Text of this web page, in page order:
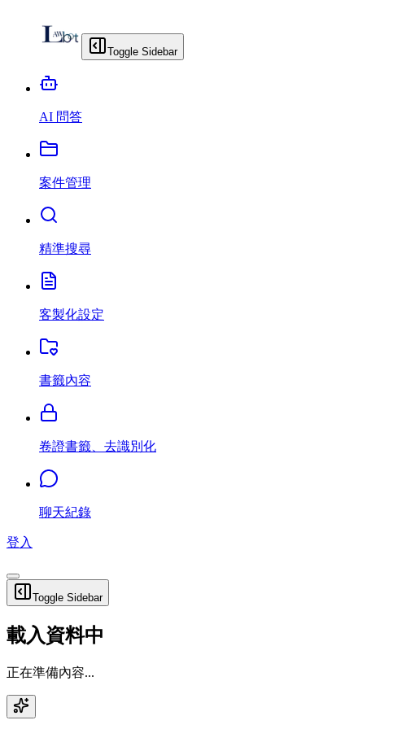
Toggle Sidebar
AI 問答
案件管理
精準搜尋
客製化設定
書籤內容
卷證書籤、去識別化
聊天紀錄
登入
Toggle Sidebar
載入資料中
正在準備內容...